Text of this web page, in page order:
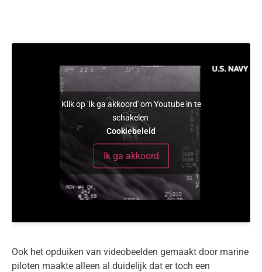
Klik op 'Ik ga akkoord' om Youtube in te
schakelen
Cookiebeleid
Ik ga akkoord
Ook het opduiken van videobeelden gemaakt door marine
piloten maakte alleen al duidelijk dat er toch een